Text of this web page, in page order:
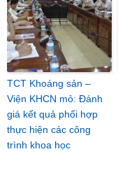
TCT Khoáng sản –
Viện KHCN mỏ: Đánh
giá kết quả phối hợp
thực hiện các công
trình khoa học